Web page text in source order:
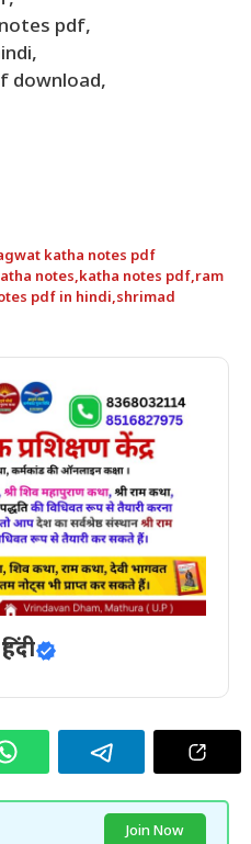
pdf,
download,
katha notes pdf
notes,katha notes pdf,ram
pdf in hindi,shrimad
Join Now